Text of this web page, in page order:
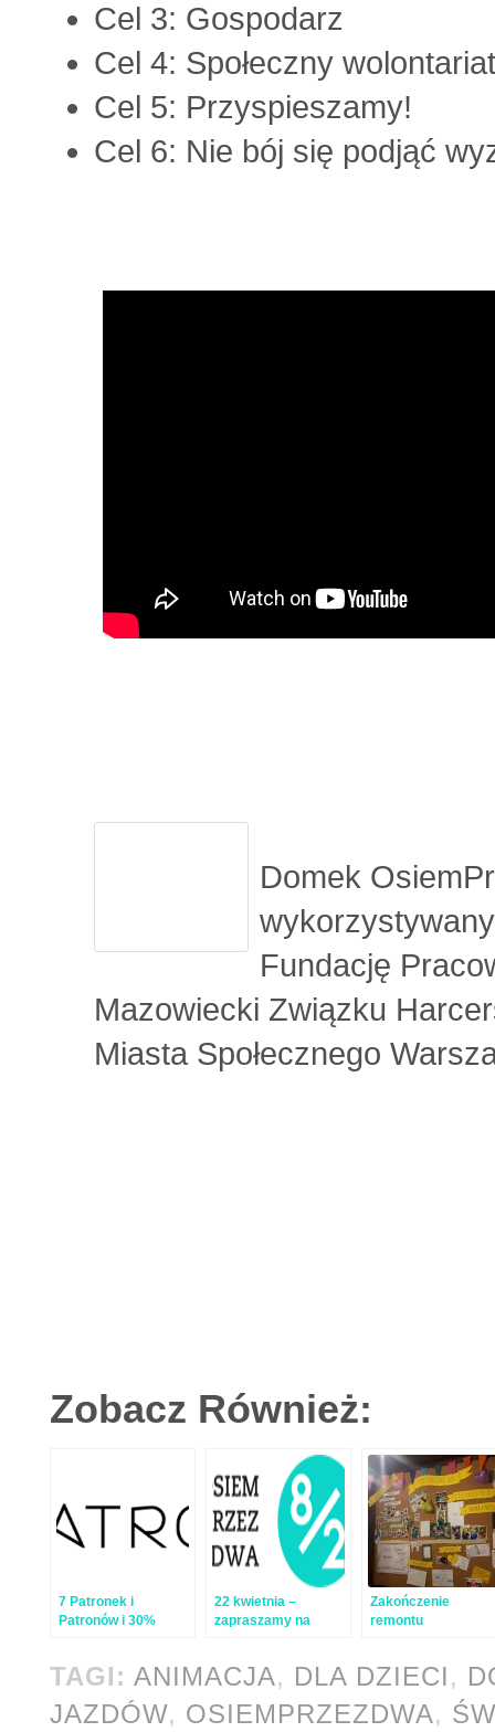
Cel 3: Gospodarz
Cel 4: Społeczny wolontariat
Cel 5: Przyspieszamy!
Cel 6: Nie bój się podjąć
Domek
Fundację
Mazowiecki Związku
Miasta Społecznego
Zobacz Również:
7 Patronek i
Patronów i 30%
22 kwietnia –
zapraszamy na
Zakończenie
remontu
TAGI: ANIMACJA, DLA DZIECI,
JAZDÓW, OSIEMPRZEZDWA,